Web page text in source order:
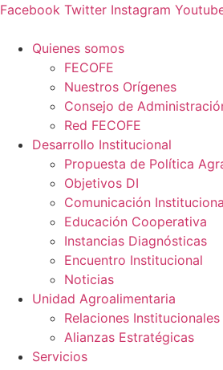
Ir
contenido
Facebook Twitter Instagram
Quienes somos
FECOFE
Nuestros Orígenes
Consejo de
Red FECOFE
Desarrollo Institucional
Propuesta de Política
Objetivos DI
Comunicación
Educación Cooperativa
Instancias Diagnósticas
Encuentro Institucional
Noticias
Unidad Agroalimentaria
Relaciones Institucionales
Alianzas Estratégicas
Servicios